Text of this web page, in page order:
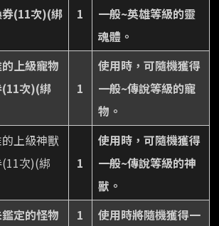
(11次)(綁
1
一般~英雄等級的靈
魂體。
上級寵物
次)(綁
1
使用時，可隨機獲得
一般~傳說等級的寵
物。
上級神獸
次)(綁
1
使用時，可隨機獲得
一般~傳說等級的神
獸。
鑑定的怪物
1
使用時將隨機獲得一